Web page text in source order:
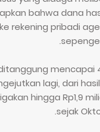
bahwa dana
rekening pribadi
lagi, dari
hingga Rp1,9
sejak